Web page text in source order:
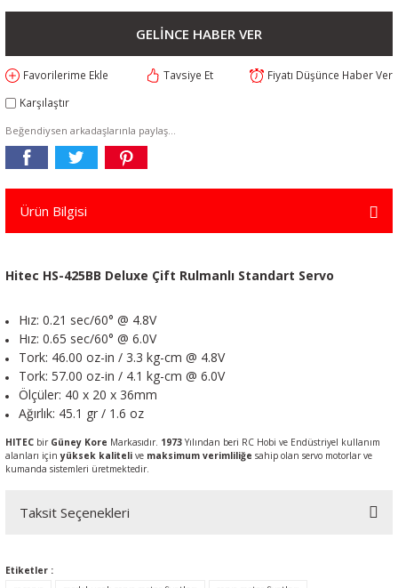
GELİNCE HABER VER
Tavsiye Et
Fiyatı Düşünce Haber Ver
Karşılaştır
Beğendiysen arkadaşlarınla paylaş...
Ürün Bilgisi
Hitec HS-425BB Deluxe Çift Rulmanlı Standart Servo
Hız: 0.21 sec/60° @ 4.8V
Hız: 0.65 sec/60° @ 6.0V
Tork: 46.00 oz-in / 3.3 kg-cm @ 4.8V
Tork: 57.00 oz-in / 4.1 kg-cm @ 6.0V
Ölçüler: 40 x 20 x 36mm
Ağırlık: 45.1 gr / 1.6 oz
HITEC bir Güney Kore Markasıdır. 1973Yılından beri RC Hobi ve Endüstriyel kullanım
alanları içinyüksek kaliteli ve maksimum verimliliğe sahip olan servo motorlar ve
kumanda sistemleri üretmektedir.
Taksit Seçenekleri
Etiketler :